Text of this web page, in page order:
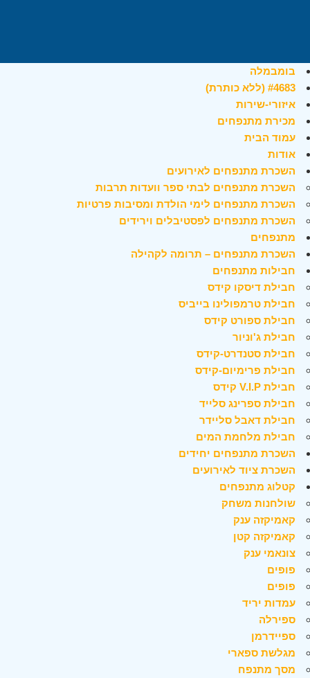
בומבמלה
#4683 (ללא כותרת)
איזורי-שירות
מכירת מתנפחים
עמוד הבית
אודות
השכרת מתנפחים לאירועים
השכרת מתנפחים לבתי ספר וועדות תרבות
השכרת מתנפחים לימי הולדת ומסיבות פרטיות
השכרת מתנפחים לפסטיבלים וירידים
מתנפחים
השכרת מתנפחים – תרומה לקהילה
חבילות מתנפחים
חבילת דיסקו קידס
חבילת טרמפולינו בייביס
חבילת ספורט קידס
חבילת ג'וניור
חבילת סטנדרט-קידס
חבילת פרימיום-קידס
חבילת V.I.P קידס
חבילת ספרינג סלייד
חבילת דאבל סליידר
חבילת מלחמת המים
השכרת מתנפחים יחידים
השכרת ציוד לאירועים
קטלוג מתנפחים
שולחנות משחק
קאמיקזה ענק
קאמיקזה קטן
צונאמי ענק
פופים
פופים
עמדות יריד
ספירלה
ספיידרמן
מגלשת ספארי
מסך מתנפח